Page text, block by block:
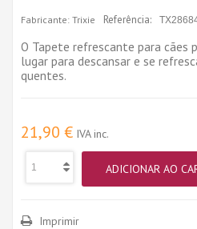
Fabricante: Trixie Referência:
O Tapete refrescante para cães
lugar para descansar e se
quentes.
21,90 € IVA inc.
ADICIONAR AO
Imprimir